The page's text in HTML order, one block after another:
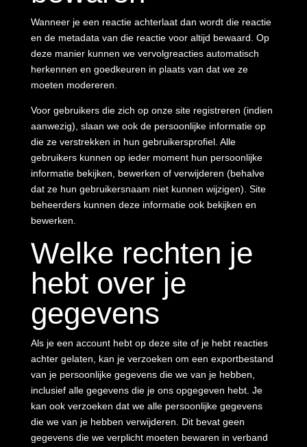
Wanneer je een reactie achterlaat dan wordt die reactie
en de metadata van die reactie voor altijd bewaard. Op
deze manier kunnen we vervolgreacties automatisch
herkennen en goedkeuren in plaats van dat we ze
moeten modereren.
Voor gebruikers die zich op onze site registreren (indien
aanwezig), slaan we ook de persoonlijke informatie op
die ze verstrekken in hun gebruikersprofiel. Alle
gebruikers kunnen op ieder moment hun persoonlijke
informatie bekijken, bewerken of verwijderen (behalve
dat ze hun gebruikersnaam niet kunnen wijzigen). Site
beheerders kunnen deze informatie ook bekijken en
bewerken.
Welke rechten je
hebt over je
gegevens
Als je een account hebt op deze site of je hebt reacties
achter gelaten, kan je verzoeken om een exportbestand
van je persoonlijke gegevens die we van je hebben,
inclusief alle gegevens die je ons opgegeven hebt. Je
kan ook verzoeken dat we alle persoonlijke gegevens
die we van je hebben verwijderen. Dit bevat geen
gegevens die we verplicht moeten bewaren in verband